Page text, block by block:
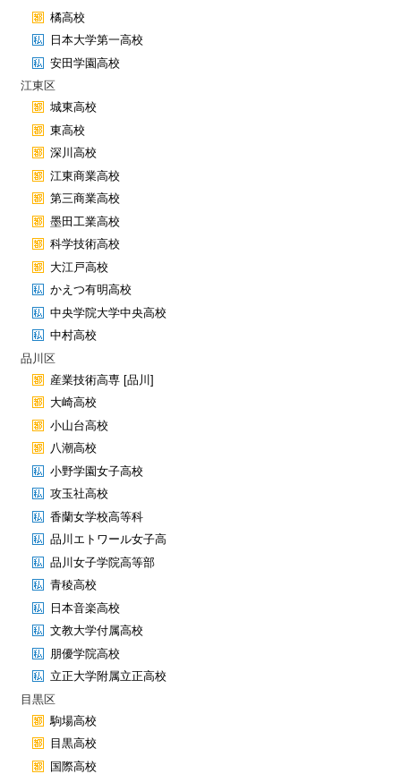
橘高校
日本大学第一高校
安田学園高校
江東区
城東高校
東高校
深川高校
江東商業高校
第三商業高校
墨田工業高校
科学技術高校
大江戸高校
かえつ有明高校
中央学院大学中央高校
中村高校
品川区
産業技術高専 [品川]
大崎高校
小山台高校
八潮高校
小野学園女子高校
攻玉社高校
香蘭女学校高等科
品川エトワール女子高
品川女子学院高等部
青稜高校
日本音楽高校
文教大学付属高校
朋優学院高校
立正大学附属立正高校
目黒区
駒場高校
目黒高校
国際高校